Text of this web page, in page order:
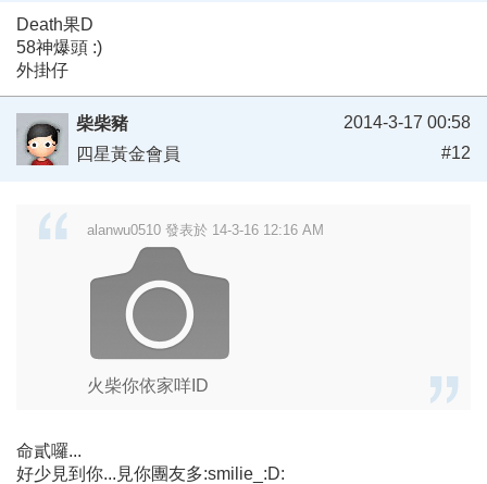
Death果D
58神爆頭 :)
外掛仔
柴柴豬
四星黃金會員
2014-3-17 00:58
#12
alanwu0510 發表於 14-3-16 12:16 AM
火柴你依家咩ID
命貳囉...
好少見到你...見你團友多:smilie_:D: